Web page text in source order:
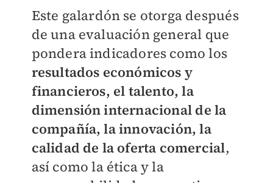
Este galardón se otorga después
de una evaluación general que
pondera indicadores como los
resultados económicos y
financieros, el talento, la
dimensión internacional de la
compañía, la innovación, la
calidad de la oferta comercial,
así como la ética y la